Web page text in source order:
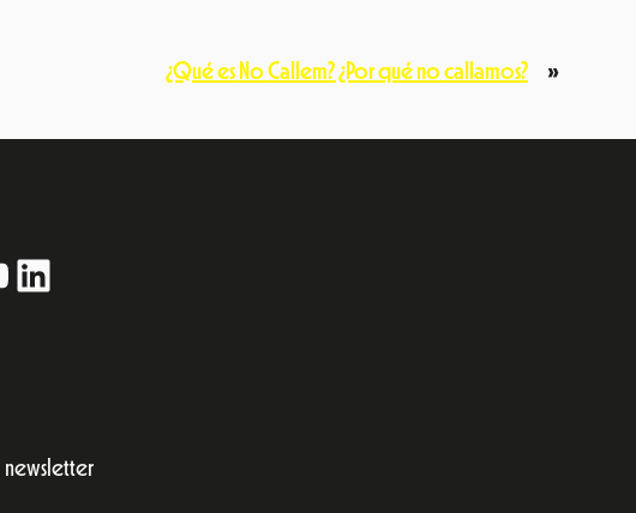
¿Qué es No Callem? ¿Por qué no callamos? »
LinkedIn
newsletter